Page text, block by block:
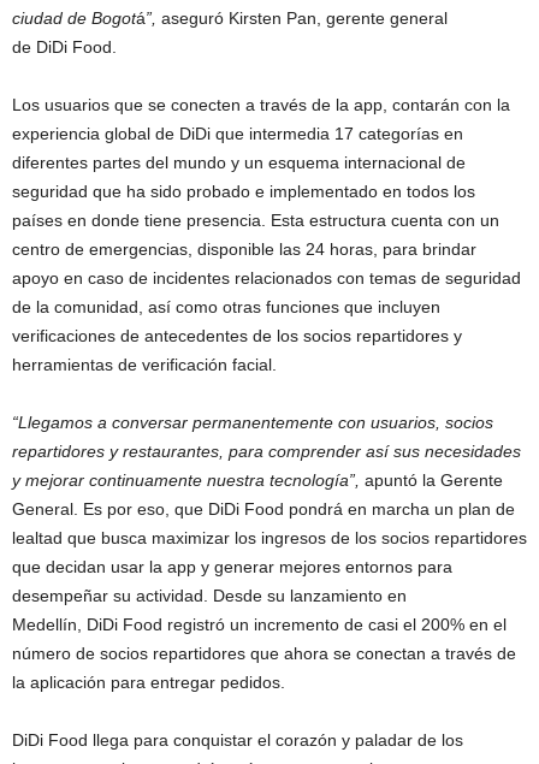
ciudad de Bogotá”, aseguró Kirsten Pan, gerente general
de DiDi Food.
Los usuarios que se conecten a través de la app, contarán con la
experiencia global de DiDi que intermedia 17 categorías en
diferentes partes del mundo y un esquema internacional de
seguridad que ha sido probado e implementado en todos los
países en donde tiene presencia. Esta estructura cuenta con un
centro de emergencias, disponible las 24 horas, para brindar
apoyo en caso de incidentes relacionados con temas de seguridad
de la comunidad, así como otras funciones que incluyen
verificaciones de antecedentes de los socios repartidores y
herramientas de verificación facial.
“Llegamos a conversar permanentemente con usuarios, socios
repartidores y restaurantes, para comprender así sus necesidades
y mejorar continuamente nuestra tecnología”, apuntó la Gerente
General. Es por eso, que DiDi Food pondrá en marcha un plan de
lealtad que busca maximizar los ingresos de los socios repartidores
que decidan usar la app y generar mejores entornos para
desempeñar su actividad. Desde su lanzamiento en
Medellín, DiDi Food registró un incremento de casi el 200% en el
número de socios repartidores que ahora se conectan a través de
la aplicación para entregar pedidos.
DiDi Food llega para conquistar el corazón y paladar de los